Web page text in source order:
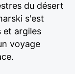
du désert
s'est
et argiles
voyage